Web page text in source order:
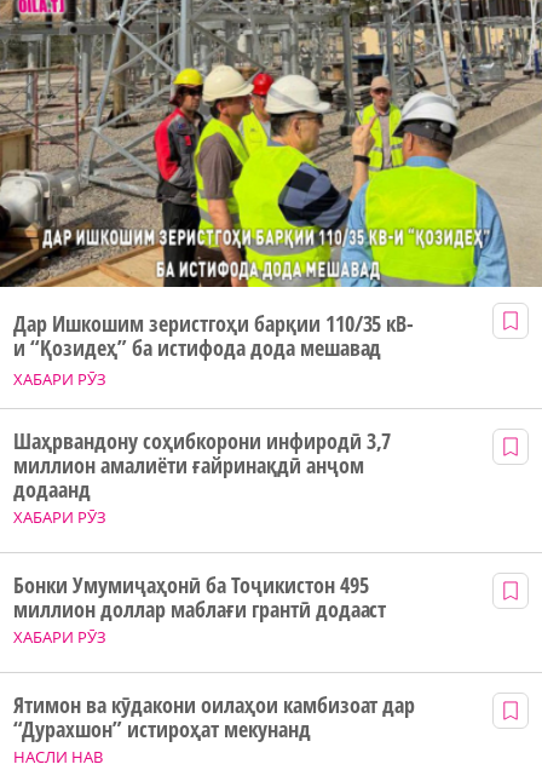
ХАБАРИ РӮЗ
Дар Ишкошим зеристгоҳи барқии 110/35 кВ-
и “Қозидеҳ” ба истифода дода мешавад
ХАБАРИ РӮЗ
Шаҳрвандону соҳибкорони инфиродӣ 3,7
миллион амалиёти ғайринақдӣ анҷом
додаанд
ХАБАРИ РӮЗ
Бонки Умумиҷаҳонӣ ба Тоҷикистон 495
миллион доллар маблағи грантӣ додааст
НАСЛИ НАВ
Ятимон ва кӯдакони оилаҳои камбизоат дар
“Дурахшон” истироҳат мекунанд